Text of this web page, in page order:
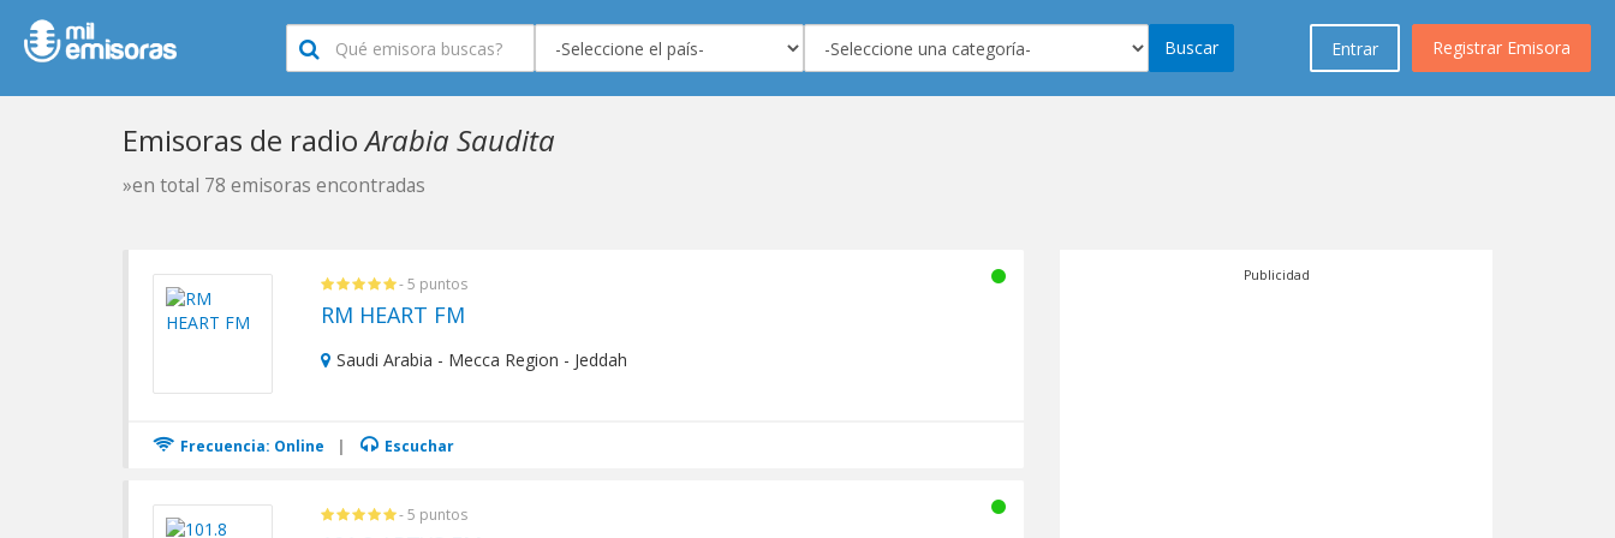
Registrar Emisora
Entrar
Buscar
Emisoras de radioArabia Saudita
»en total 78 emisoras encontradas
- 5 puntos
RM HEART FM
Saudi Arabia - Mecca Region - Jeddah
Frecuencia: Online | Escuchar
- 5 puntos
Publicidad